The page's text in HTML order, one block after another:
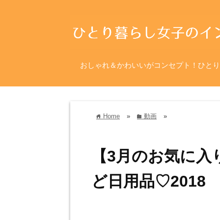
おしゃれ＆かわいいがコンセプト！ひと
home Home » folder 動画 »
【3月のお気に
ど日用品♡2018